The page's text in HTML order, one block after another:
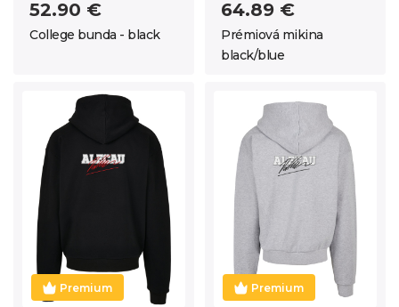
52.90 €
College bunda - black
64.89 €
Prémiová mikina
black/blue
Premium Premium